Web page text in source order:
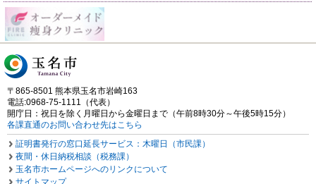
〒865-8501 熊本県玉名市岩崎163
電話:0968-75-1111（代表）
開庁日：祝日を除く月曜日から金曜日まで（午前8時30分～午後5時15分）
各課直通のお問い合わせ先はこちら
証明書発行の窓口延長サービス：木曜日（市民課）
夜間・休日納税相談（税務課）
玉名市ホームページへのリンクについて